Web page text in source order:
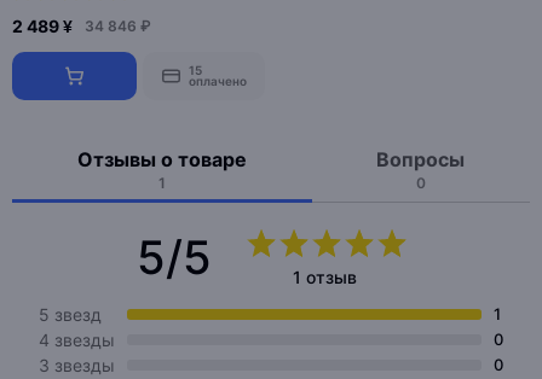
2 489 ¥ 34 846 ₽
15
оплачено
Отзывы о товаре
1
Вопросы
0
5/5
1 отзыв
5 звезд
1
4 звезды 0
3 звезды 0